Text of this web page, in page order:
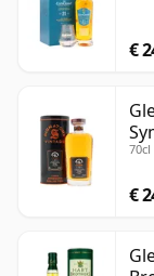
€
30
70cl
€